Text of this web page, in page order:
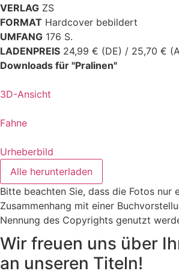
VERLAG ZS
FORMAT Hardcover bebildert
UMFANG 176 S.
LADENPREIS 24,99 € (DE) / 25,70 €
Downloads für "Pralinen"
3D-Ansicht
Fahne
Urheberbild
Alle herunterladen
Bitte beachten Sie, dass die Fotos nur
Zusammenhang mit einer
Nennung des Copyrights genutzt
Wir freuen uns über
an unseren Titeln!